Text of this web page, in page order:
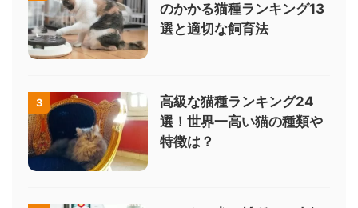
のかかる猫種ランキング13
選と適切な飼育法
3
高級な猫種ランキング24
選！世界一高い猫の種類や
特徴は？